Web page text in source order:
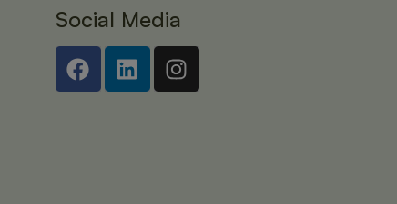
Social Media